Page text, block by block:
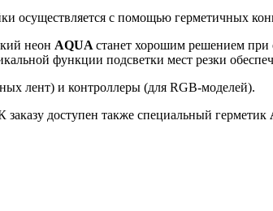
осуществляется с помощью герметичных
неон AQUA станет хорошим решением при
функции подсветки мест резки
лент) и контроллеры (для RGB-моделей).
доступен также специальный герметик